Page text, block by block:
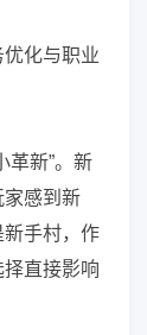
革新”。新
家感到新
手村，作
直接影响